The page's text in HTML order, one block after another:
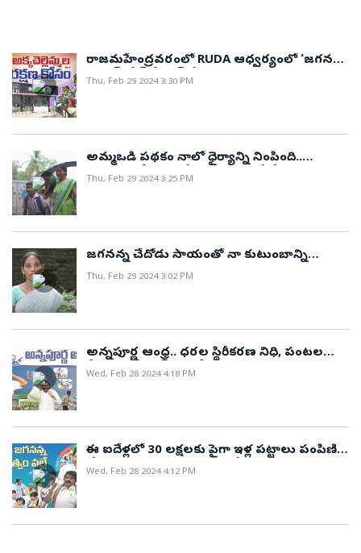
రాజమహేంద్రవరంలో RUDA ఆధ్వర్యంలో ‘జగనన్న
ఉమెన్స్ సేఫ్ హేవెన్’ ఏర్పాటు..
Thu, Feb 29 2024 3:30 PM
అమ్మఒడి పథకం నాలో ధైర్యాన్ని నింపింది..
జగనన్నా, మీరు ఇచ్చే పథకాల వల్లే మేము
సంతోషంగా ఉన్నాం..!
Thu, Feb 29 2024 3:25 PM
జగనన్న చేదోడు సాయంతో నా కుటుంబాన్ని
పోషించుకుంటున్నాను..
Thu, Feb 29 2024 3:02 PM
అన్నపూర్ణ ఆంధ్ర.. ధరల స్థిరీకరణ నిధి, పంటల
బీమా, ఇన్ పుట్ సబ్సిడీ ద్వారా రైతులకు ఆర్ధిక
సాయం..!
Wed, Feb 28 2024 4:18 PM
ఈ ఐదేళ్లలో 30 లక్షలకు పైగా ఇళ్ల పట్టాలు పంపిణి
చేసిన ఘనత ఈ ప్రభుత్వానిదే..!
Wed, Feb 28 2024 4:12 PM